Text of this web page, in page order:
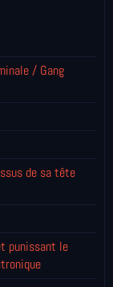
/ Gang
de sa tête
punissant le